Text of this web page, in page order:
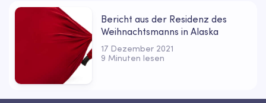
Bericht aus der Residenz des
Weihnachtsmanns in Alaska
17 Dezember 2021
9 Minuten lesen